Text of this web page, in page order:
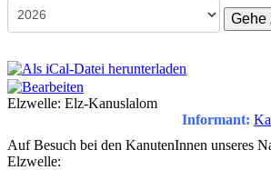
Gehe
Elzwelle: Elz-Kanuslalom
Informant:
Auf Besuch bei den KanutenInnen unseres
Elzwelle: